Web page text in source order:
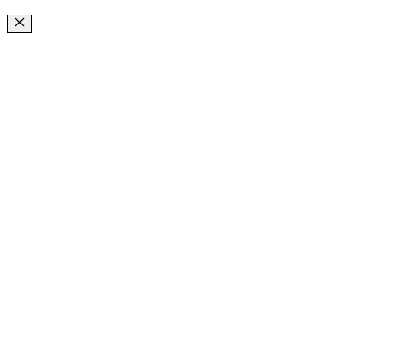
Schließen